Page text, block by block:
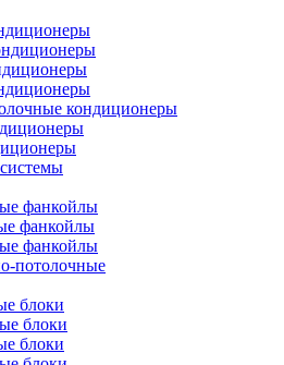
кондиционеры
фанкойлы
фанкойлы
фанкойлы
потолочные
блоки
блоки
блоки